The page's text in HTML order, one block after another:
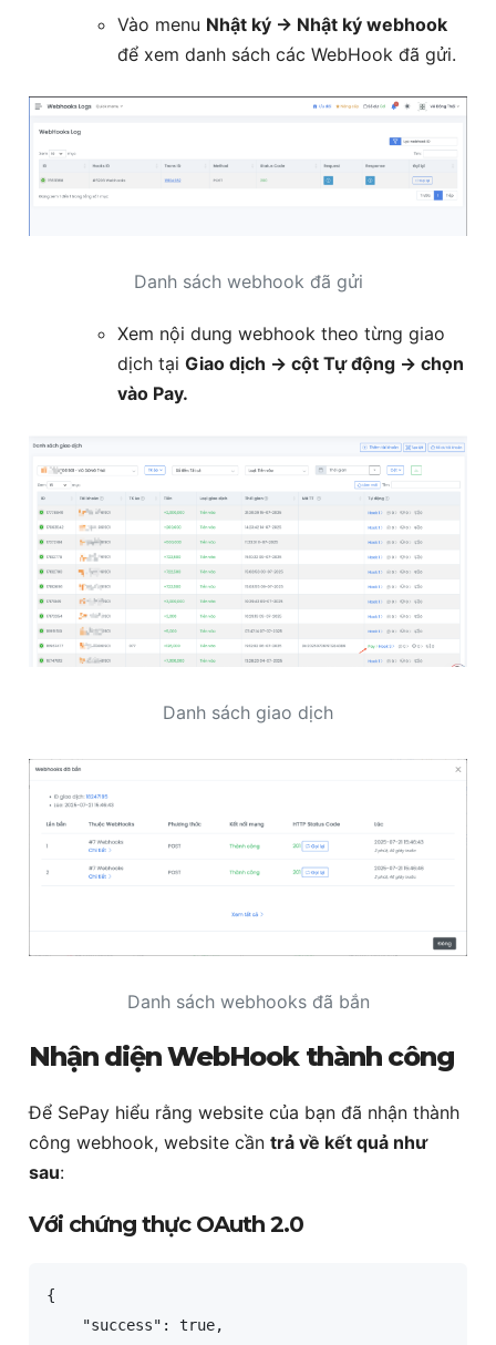
Vào menu Nhật ký → Nhật ký webhook
để xem danh sách các WebHook đã gửi.
Danh sách webhook đã gửi
Xem nội dung webhook theo từng giao
dịch tạiGiao dịch → cột Tự động → chọn
vào Pay.
Danh sách giao dịch
Danh sách webhooks đã bắn
Nhận diện WebHook thành công
Để SePay hiểu rằng website của bạn đã nhận thành
công webhook, website cầntrả về kết quả như
sau:
Với chứng thực OAuth 2.0
{
    "success": true,